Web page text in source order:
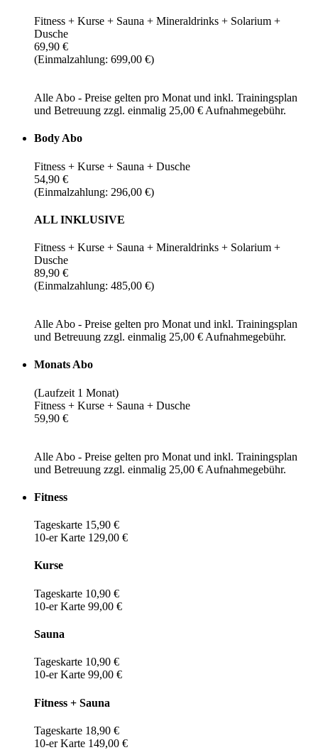
Fitness + Kurse + Sauna + Mineraldrinks + Solarium +
Dusche
69,90 €
(Einmalzahlung: 699,00 €)
Alle Abo - Preise gelten pro Monat und inkl. Trainingsplan
und Betreuung zzgl. einmalig 25,00 € Aufnahmegebühr.
Body Abo
Fitness + Kurse + Sauna + Dusche
54,90 €
(Einmalzahlung: 296,00 €)
ALL INKLUSIVE
Fitness + Kurse + Sauna + Mineraldrinks + Solarium +
Dusche
89,90 €
(Einmalzahlung: 485,00 €)
Alle Abo - Preise gelten pro Monat und inkl. Trainingsplan
und Betreuung zzgl. einmalig 25,00 € Aufnahmegebühr.
Monats Abo
(Laufzeit 1 Monat)
Fitness + Kurse + Sauna + Dusche
59,90 €
Alle Abo - Preise gelten pro Monat und inkl. Trainingsplan
und Betreuung zzgl. einmalig 25,00 € Aufnahmegebühr.
Fitness
Tageskarte 15,90 €
10-er Karte 129,00 €
Kurse
Tageskarte 10,90 €
10-er Karte 99,00 €
Sauna
Tageskarte 10,90 €
10-er Karte 99,00 €
Fitness + Sauna
Tageskarte 18,90 €
10-er Karte 149,00 €